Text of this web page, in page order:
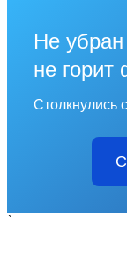
Не
не горит
Столкнулись
`